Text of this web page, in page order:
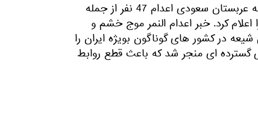
یادآور می شود روز شنبه وزارت امور خارجه عربستان سعودی اعدام 47 نفر از جمله
کرد. خبر اعدام النمر موج خشم و
در کشور های گوناگون بویژه ایران را
ای منجر شد که باعث قطع روابط